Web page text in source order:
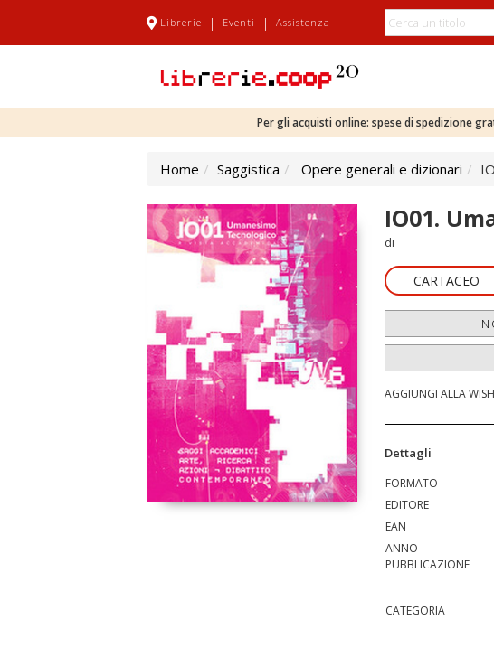
Librerie | Eventi | Assistenza
Per gli acquisti online: spese di spedizione
Home Saggistica Opere generali e dizionari
IO01.
di
CARTACEO
AGGIUNGI ALLA
Dettagli
FORMATO
EDITORE
EAN
ANNO
PUBBLICAZIONE
CATEGORIA